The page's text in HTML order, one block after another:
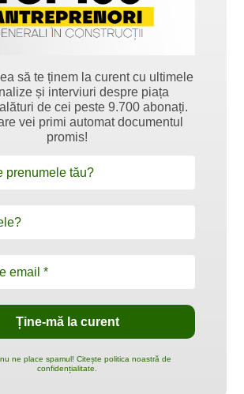
să te ținem la curent cu ultimele
și interviuri despre piața
de cei peste 9.700 abonați.
vei primi automat documentul
promis!
ne place spamul! Citește politica noastră de
confidențialitate.